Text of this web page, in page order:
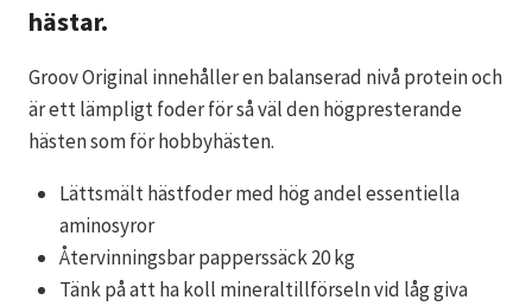
hästar.
Groov Original innehåller en balanserad nivå protein och
är ett lämpligt foder för så väl den högpresterande
hästen som för hobbyhästen.
Lättsmält hästfoder med hög andel essentiella
aminosyror
Återvinningsbar papperssäck 20 kg
Tänk på att ha koll mineraltillförseln vid låg giva